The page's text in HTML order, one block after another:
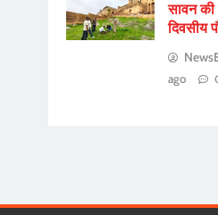
सावन की
दिवसीय
ago